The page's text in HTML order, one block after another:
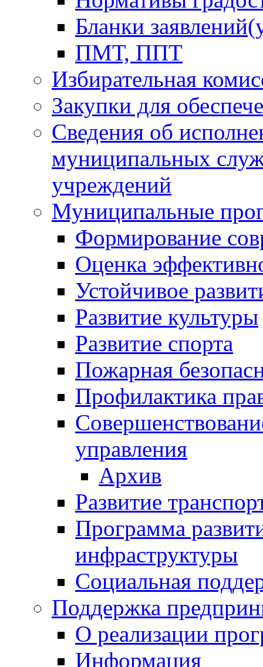
Бланки
ПМТ, ППТ
Избирательная
Закупки для
Сведения об
муниципальных
учреждений
Муниципальные
Формирование
Оценка
Устойчивое
Развитие культуры
Развитие спорта
Пожарная
Профилактика
управления
Архив
Развитие
Программа
инфраструктуры
Социальная
Поддержка
О реализации
Информация